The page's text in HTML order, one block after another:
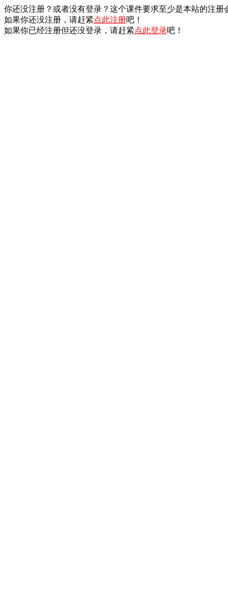
你还没注册？或者没有登录？这个课件要求至少是本站的注册
如果你还没注册，请赶紧点此注册吧！
如果你已经注册但还没登录，请赶紧点此登录吧！